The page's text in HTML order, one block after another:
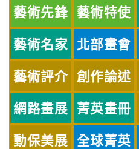
藝術先鋒 藝術特使
藝術名家 北部畫會
藝術評介 創作論述
網路畫展 菁英畫冊
動保美展 全球菁英